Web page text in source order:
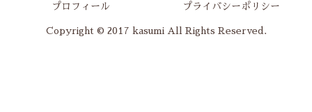
プロフィール プライバシーポリシー
Copyright © 2017 kasumi All Rights Reserved.